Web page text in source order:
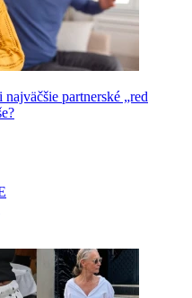
partnerské „red